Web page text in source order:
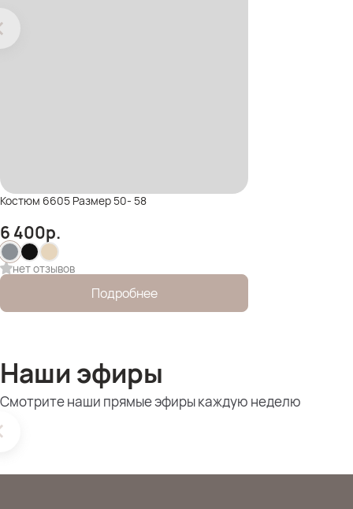
Костюм 6605 Размер 50- 58
6 400р.
нет отзывов
Подробнее
Наши эфиры
Смотрите наши прямые эфиры каждую неделю